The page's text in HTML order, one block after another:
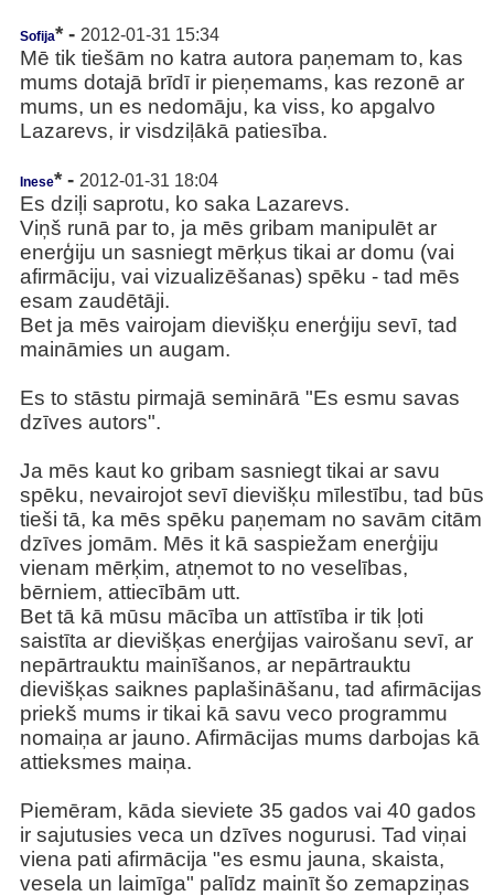
Sofija* - 2012-01-31 15:34
Mē tik tiešām no katra autora paņemam to, kas
mums dotajā brīdī ir pieņemams, kas rezonē ar
mums, un es nedomāju, ka viss, ko apgalvo
Lazarevs, ir visdziļākā patiesība.
Inese* - 2012-01-31 18:04
Es dziļi saprotu, ko saka Lazarevs.
Viņš runā par to, ja mēs gribam manipulēt ar
enerģiju un sasniegt mērķus tikai ar domu (vai
afirmāciju, vai vizualizēšanas) spēku - tad mēs
esam zaudētāji.
Bet ja mēs vairojam dievišķu enerģiju sevī, tad
maināmies un augam.
Es to stāstu pirmajā seminārā "Es esmu savas
dzīves autors".
Ja mēs kaut ko gribam sasniegt tikai ar savu
spēku, nevairojot sevī dievišķu mīlestību, tad būs
tieši tā, ka mēs spēku paņemam no savām citām
dzīves jomām. Mēs it kā saspiežam enerģiju
vienam mērķim, atņemot to no veselības,
bērniem, attiecībām utt.
Bet tā kā mūsu mācība un attīstība ir tik ļoti
saistīta ar dievišķas enerģijas vairošanu sevī, ar
nepārtrauktu mainīšanos, ar nepārtrauktu
dievišķas saiknes paplašināšanu, tad afirmācijas
priekš mums ir tikai kā savu veco programmu
nomaiņa ar jauno. Afirmācijas mums darbojas kā
attieksmes maiņa.
Piemēram, kāda sieviete 35 gados vai 40 gados
ir sajutusies veca un dzīves nogurusi. Tad viņai
viena pati afirmācija "es esmu jauna, skaista,
vesela un laimīga" palīdz mainīt šo zemapziņas